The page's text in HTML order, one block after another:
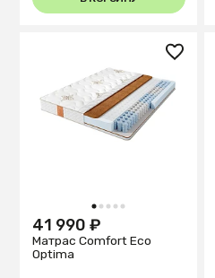
1 2 3 4 5
41 990 ₽
Матрас Comfort Eco
Optima